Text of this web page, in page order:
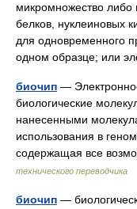
микромножество
белков, нуклеиновых
для одновременного
одном образце; или
биочип —
биологические
нанесенными
использования в
содержащая все
технического переводчика
биочип —